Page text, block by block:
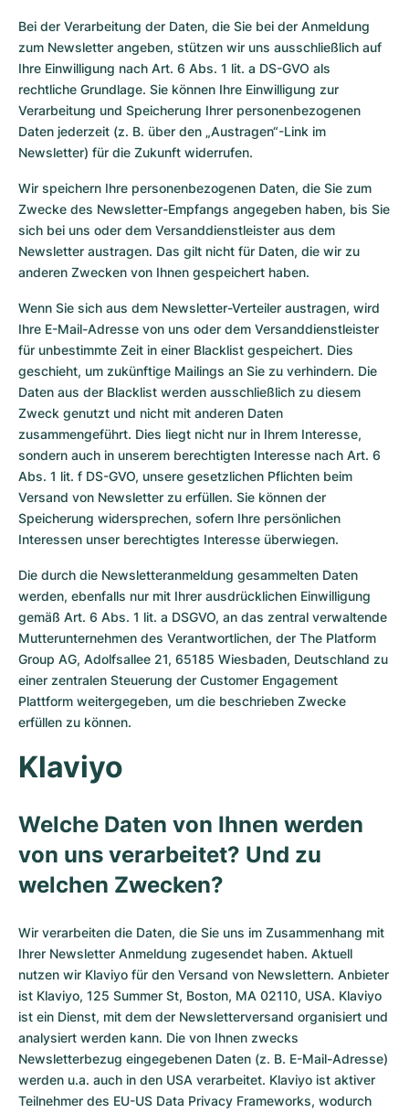
Bei der Verarbeitung der Daten, die Sie bei der Anmeldung
zum Newsletter angeben, stützen wir uns ausschließlich auf
Ihre Einwilligung nach Art. 6 Abs. 1 lit. a DS-GVO als
rechtliche Grundlage. Sie können Ihre Einwilligung zur
Verarbeitung und Speicherung Ihrer personenbezogenen
Daten jederzeit (z. B. über den „Austragen“-Link im
Newsletter) für die Zukunft widerrufen.
Wir speichern Ihre personenbezogenen Daten, die Sie zum
Zwecke des Newsletter-Empfangs angegeben haben, bis Sie
sich bei uns oder dem Versanddienstleister aus dem
Newsletter austragen. Das gilt nicht für Daten, die wir zu
anderen Zwecken von Ihnen gespeichert haben.
Wenn Sie sich aus dem Newsletter-Verteiler austragen, wird
Ihre E-Mail-Adresse von uns oder dem Versanddienstleister
für unbestimmte Zeit in einer Blacklist gespeichert. Dies
geschieht, um zukünftige Mailings an Sie zu verhindern. Die
Daten aus der Blacklist werden ausschließlich zu diesem
Zweck genutzt und nicht mit anderen Daten
zusammengeführt. Dies liegt nicht nur in Ihrem Interesse,
sondern auch in unserem berechtigten Interesse nach Art. 6
Abs. 1 lit. f DS-GVO, unsere gesetzlichen Pflichten beim
Versand von Newsletter zu erfüllen. Sie können der
Speicherung widersprechen, sofern Ihre persönlichen
Interessen unser berechtigtes Interesse überwiegen.
Die durch die Newsletteranmeldung gesammelten Daten
werden, ebenfalls nur mit Ihrer ausdrücklichen Einwilligung
gemäß Art. 6 Abs. 1 lit. a DSGVO, an das zentral verwaltende
Mutterunternehmen des Verantwortlichen, der The Platform
Group AG, Adolfsallee 21, 65185 Wiesbaden, Deutschland zu
einer zentralen Steuerung der Customer Engagement
Plattform weitergegeben, um die beschrieben Zwecke
erfüllen zu können.
Klaviyo
Welche Daten von Ihnen werden
von uns verarbeitet? Und zu
welchen Zwecken?
Wir verarbeiten die Daten, die Sie uns im Zusammenhang mit
Ihrer Newsletter Anmeldung zugesendet haben. Aktuell
nutzen wir Klaviyo für den Versand von Newslettern. Anbieter
ist Klaviyo, 125 Summer St, Boston, MA 02110, USA. Klaviyo
ist ein Dienst, mit dem der Newsletterversand organisiert und
analysiert werden kann. Die von Ihnen zwecks
Newsletterbezug eingegebenen Daten (z. B. E-Mail-Adresse)
werden u.a. auch in den USA verarbeitet. Klaviyo ist aktiver
Teilnehmer des EU-US Data Privacy Frameworks, wodurch